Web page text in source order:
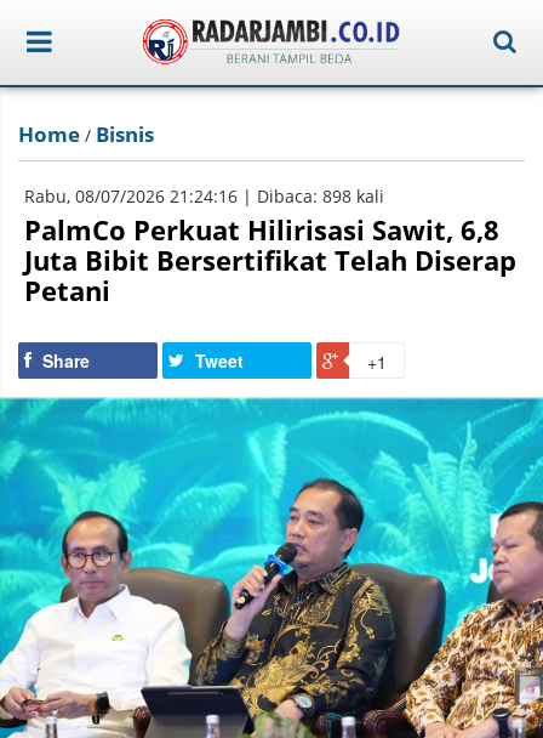
Home / Bisnis
Rabu, 08/07/2026 21:24:16 | Dibaca: 898 kali
PalmCo Perkuat Hilirisasi Sawit, 6,8
Juta Bibit Bersertifikat Telah Diserap
Petani
Share Tweet +1